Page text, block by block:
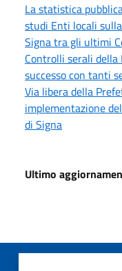
La statistica
studi Enti locali
Signa tra gli ultimi
Controlli serali della
successo con tanti
Via libera della
implementazione
di Signa
Ultimo